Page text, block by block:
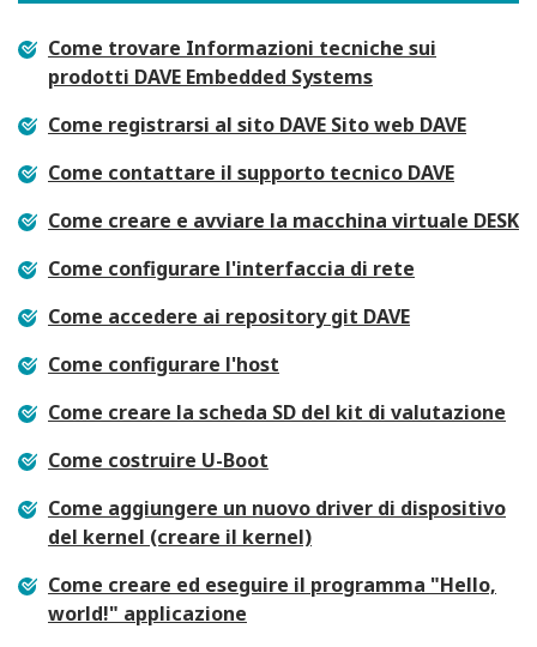
Come trovare Informazioni tecniche sui
prodotti DAVE Embedded Systems
Come registrarsi al sito DAVE Sito web DAVE
Come contattare il supporto tecnico DAVE
Come creare e avviare la macchina virtuale DESK
Come configurare l'interfaccia di rete
Come accedere ai repository git DAVE
Come configurare l'host
Come creare la scheda SD del kit di valutazione
Come costruire U-Boot
Come aggiungere un nuovo driver di dispositivo
del kernel (creare il kernel)
Come creare ed eseguire il programma "Hello,
world!" applicazione